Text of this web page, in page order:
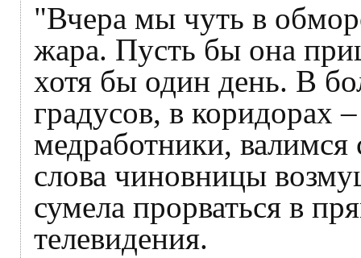
"Вчера мы чуть в
жара. Пусть бы она
хотя бы один день. В
градусов, в коридорах
медработники,
слова чиновницы
сумела прорваться в
телевидения.